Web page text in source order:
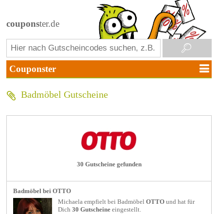
couponster.de
Badmöbel Gutscheine
30 Gutscheine gefunden
Badmöbel bei OTTO
Michaela empfielt beiBadmöbel OTTO und hat für
Dich30 Gutscheine eingestellt.